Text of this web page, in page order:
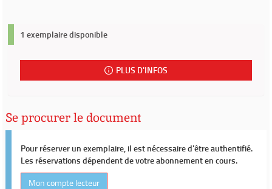
1 exemplaire disponible
PLUS D'INFOS
Se procurer le document
Pour réserver un exemplaire, il est nécessaire d'être authentifié.
Les réservations dépendent de votre abonnement en cours.
Mon compte lecteur